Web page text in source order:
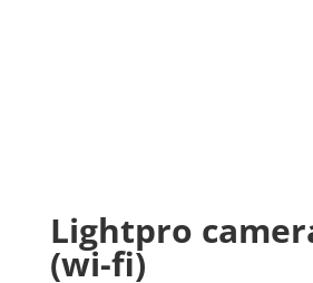
Lightpro
(wi-fi)